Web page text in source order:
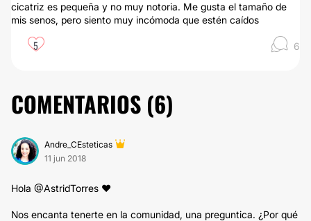
cicatriz es pequeña y no muy notoria. Me gusta el tamaño de
mis senos, pero siento muy incómoda que estén caídos
5 6
COMENTARIOS (6)
Andre_CEsteticas
11 jun 2018
Hola @AstridTorres ♥
Nos encanta tenerte en la comunidad, una preguntica. ¿Por qué